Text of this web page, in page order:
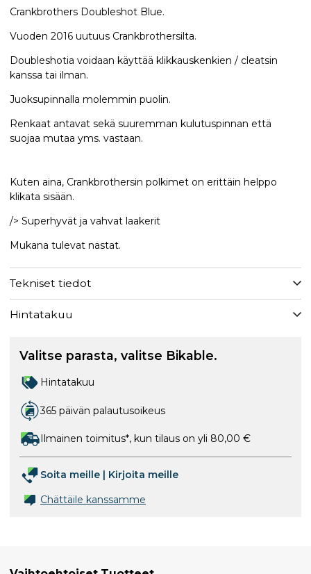
Crankbrothers Doubleshot Blue​.
Vuoden 2016 uutuus Crankbrothersilta.
Doubleshotia voidaan käyttää klikkauskenkien / cleatsin
kanssa tai ilman.
Juoksupinnalla molemmin puolin.
Renkaat antavat sekä suuremman kulutuspinnan että
suojaa mutaa yms. vastaan.
Kuten aina, Crankbrothersin polkimet on erittäin helppo
klikata sisään.
/> Superhyvät ja vahvat laakerit
Mukana tulevat nastat.
Tekniset tiedot
Hintatakuu
Valitse parasta, valitse Bikable.
Hintatakuu
365 päivän palautusoikeus
Ilmainen toimitus*, kun tilaus on yli 80,00 €
Soita meille
Kirjoita meille
Chättäile kanssamme